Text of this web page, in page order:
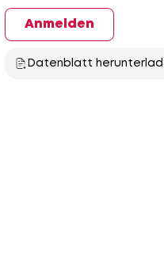
Anmelden
Datenblatt